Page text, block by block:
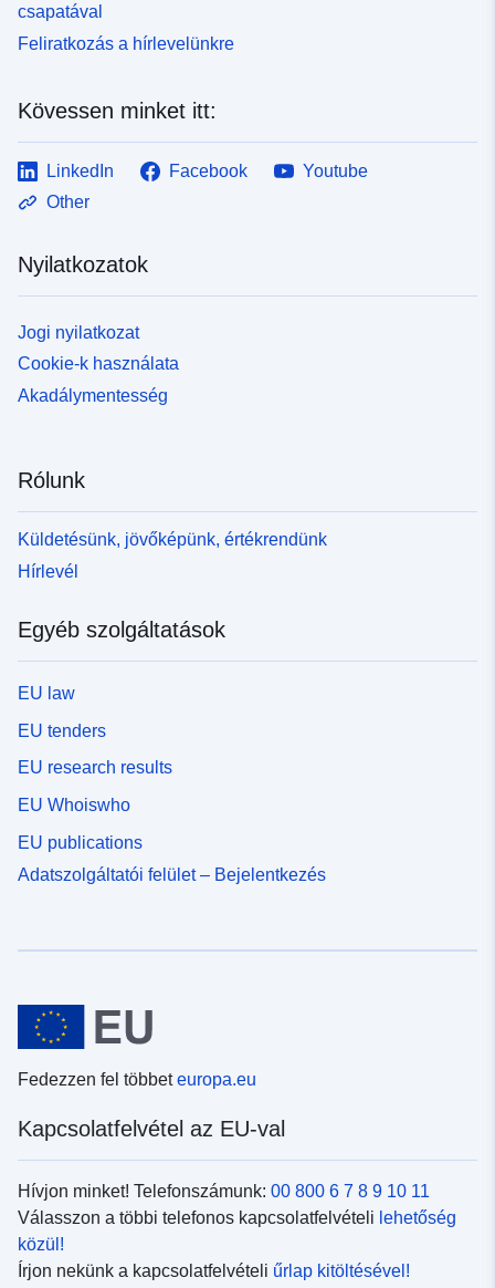
csapatával
Feliratkozás a hírlevelünkre
Kövessen minket itt:
LinkedIn Facebook
Youtube
Other
Nyilatkozatok
Jogi nyilatkozat
Cookie-k használata
Akadálymentesség
Rólunk
Küldetésünk, jövőképünk, értékrendünk
Hírlevél
Egyéb szolgáltatások
EU law
EU tenders
EU research results
EU Whoiswho
EU publications
Adatszolgáltatói felület – Bejelentkezés
Fedezzen fel többeteuropa.eu
Kapcsolatfelvétel az EU-val
Hívjon minket! Telefonszámunk: 00 800 6 7 8 9 10 11
Válasszon a többi telefonos kapcsolatfelvételi lehetőség
közül!
Írjon nekünk a kapcsolatfelvételi űrlap kitöltésével!